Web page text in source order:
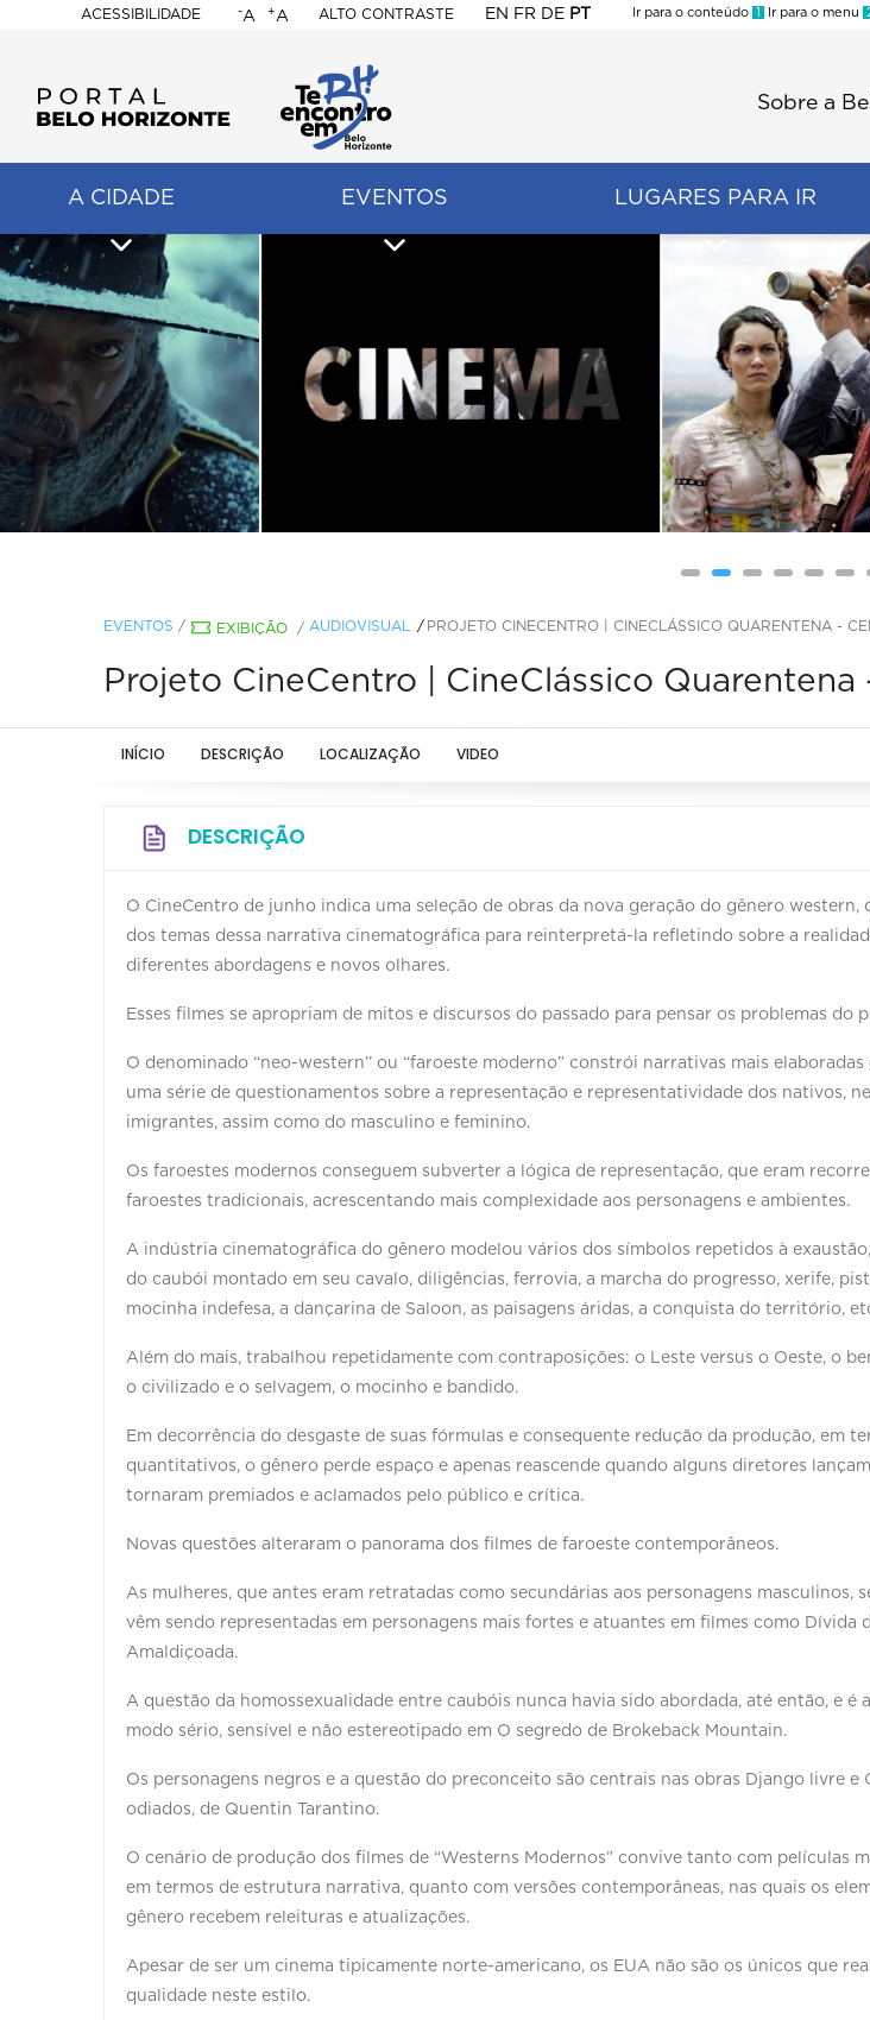
ACESSIBILIDADE
BELO
HORIZONTE
-A +A ALTO CONTRASTE EN FR DE PT
Ir para o conteúdo 1 Ir para o menu
Sobre a
A CIDADE EVENTOS LUGARES PARA IR
EVENTOS / EXIBIÇÃO / AUDIOVISUAL PROJETO CINECENTRO | CINECLÁSSICO QUARENTENA -
Projeto CineCentro | CineClássico Quarentena
INÍCIO DESCRIÇÃO LOCALIZAÇÃO VIDEO
DESCRIÇÃO
O CineCentro de junho indica uma seleção de obras da nova geração do gênero western,
dos temas dessa narrativa cinematográfica para reinterpretá-la refletindo sobre a
diferentes abordagens e novos olhares.
Esses filmes se apropriam de mitos e discursos do passado para pensar os problemas do
O denominado “neo-western’’ ou “faroeste moderno” constrói narrativas mais
uma série de questionamentos sobre a representação e representatividade dos nativos,
imigrantes, assim como do masculino e feminino.
Os faroestes modernos conseguem subverter a lógica de representação, que eram
faroestes tradicionais, acrescentando mais complexidade aos personagens e ambientes.
A indústria cinematográfica do gênero modelou vários dos símbolos repetidos à
do caubói montado em seu cavalo, diligências, ferrovia, a marcha do progresso, xerife,
mocinha indefesa, a dançarina de Saloon, as paisagens áridas, a conquista do território,
Além do mais, trabalhou repetidamente com contraposições: o Leste versus o Oeste, o
o civilizado e o selvagem, o mocinho e bandido.
Em decorrência do desgaste de suas fórmulas e consequente redução da produção, em
quantitativos, o gênero perde espaço e apenas reascende quando alguns diretores
tornaram premiados e aclamados pelo público e crítica.
Novas questões alteraram o panorama dos filmes de faroeste contemporâneos.
As mulheres, que antes eram retratadas como secundárias aos personagens masculinos,
vêm sendo representadas em personagens mais fortes e atuantes em filmes como Dívida
Amaldiçoada.
A questão da homossexualidade entre caubóis nunca havia sido abordada, até então, e é
modo sério, sensível e não estereotipado em O segredo de Brokeback Mountain.
Os personagens negros e a questão do preconceito são centrais nas obras Django livre e
odiados, de Quentin Tarantino.
O cenário de produção dos filmes de “Westerns Modernos” convive tanto com películas
em termos de estrutura narrativa, quanto com versões contemporâneas, nas quais os
gênero recebem releituras e atualizações.
Apesar de ser um cinema tipicamente norte-americano, os EUA não são os únicos que
qualidade neste estilo.